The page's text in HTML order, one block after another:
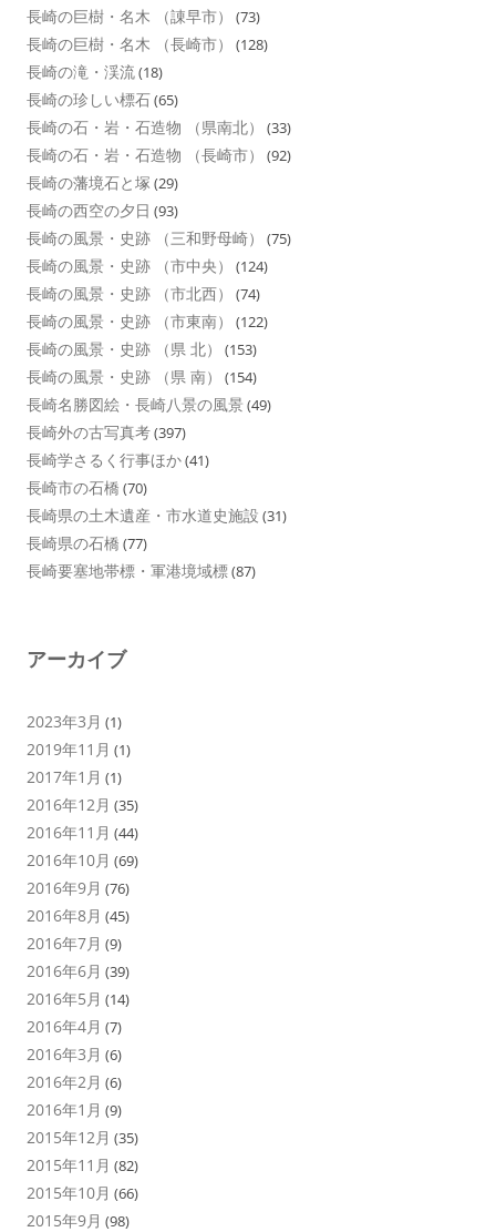
長崎の巨樹・名木 （諌早市） (73)
長崎の巨樹・名木 （長崎市） (128)
長崎の滝・渓流(18)
長崎の珍しい標石(65)
長崎の石・岩・石造物 （県南北） (33)
長崎の石・岩・石造物 （長崎市） (92)
長崎の藩境石と塚 (29)
長崎の西空の夕日 (93)
長崎の風景・史跡 （三和野母崎） (75)
長崎の風景・史跡 （市中央） (124)
長崎の風景・史跡 （市北西） (74)
長崎の風景・史跡 （市東南） (122)
長崎の風景・史跡 （県 北） (153)
長崎の風景・史跡 （県 南） (154)
長崎名勝図絵・長崎八景の風景 (49)
長崎外の古写真考(397)
長崎学さるく行事ほか(41)
長崎市の石橋 (70)
長崎県の土木遺産・市水道史施設 (31)
長崎県の石橋 (77)
長崎要塞地帯標・軍港境域標(87)
アーカイブ
2023年3月 (1)
2019年11月 (1)
2017年1月 (1)
2016年12月 (35)
2016年11月 (44)
2016年10月 (69)
2016年9月 (76)
2016年8月 (45)
2016年7月 (9)
2016年6月 (39)
2016年5月 (14)
2016年4月 (7)
2016年3月 (6)
2016年2月 (6)
2016年1月 (9)
2015年12月 (35)
2015年11月 (82)
2015年10月 (66)
2015年9月 (98)